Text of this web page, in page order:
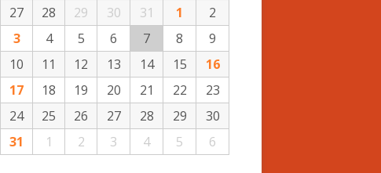
27
28 29 30 31 1
2
3
4 5 6 7 8
9
10
11 12 13 14 15
16
17
18 19 20 21 22
23
24
25 26 27 28 29
30
31
1 2 3 4 5 6